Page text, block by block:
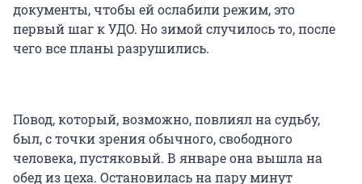
документы, чтобы ей ослабили режим, это
первый шаг к УДО. Но зимой случилось то, после
чего все планы разрушились.
Повод, который, возможно, повлиял на судьбу,
был, с точки зрения обычного, свободного
человека, пустяковый. В январе она вышла на
обед из цеха. Остановилась на пару минут